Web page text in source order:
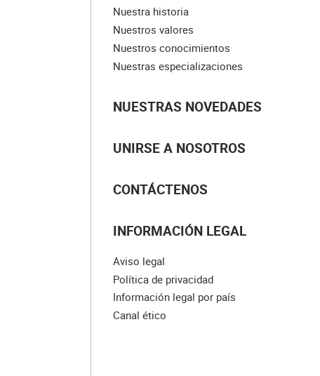
Nuestra historia
Nuestros valores
Nuestros conocimientos
Nuestras especializaciones
NUESTRAS NOVEDADES
UNIRSE A NOSOTROS
CONTÁCTENOS
INFORMACIÓN LEGAL
Aviso legal
Política de privacidad
Información legal por país
Canal ético